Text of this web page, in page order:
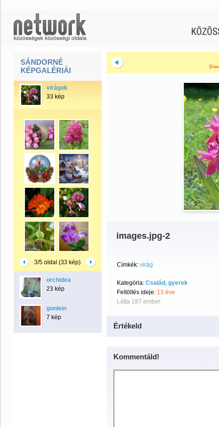
SÁNDORNÉ
KÉPGALÉRIÁI
virágok
33 kép
3/5 oldal (33 kép)
orchidea
23 kép
gonlein
7 kép
images.jpg-2
Címkék: virág
Kategória: Család, gyerek
Feltöltés ideje: 13 éve
Látta 187 ember.
Értékeld
Kommentáld!